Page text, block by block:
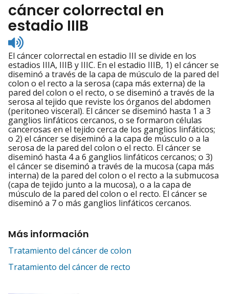
cáncer colorrectal en
estadio IIIB
Listen
to
pronunciation
El cáncer colorrectal en estadio III se divide en los
estadios IIIA, IIIB y IIIC. En el estadio IIIB, 1) el cáncer se
diseminó a través de la capa de músculo de la pared del
colon o el recto a la serosa (capa más externa) de la
pared del colon o el recto, o se diseminó a través de la
serosa al tejido que reviste los órganos del abdomen
(peritoneo visceral). El cáncer se diseminó hasta 1 a 3
ganglios linfáticos cercanos, o se formaron células
cancerosas en el tejido cerca de los ganglios linfáticos;
o 2) el cáncer se diseminó a la capa de músculo o a la
serosa de la pared del colon o el recto. El cáncer se
diseminó hasta 4 a 6 ganglios linfáticos cercanos; o 3)
el cáncer se diseminó a través de la mucosa (capa más
interna) de la pared del colon o el recto a la submucosa
(capa de tejido junto a la mucosa), o a la capa de
músculo de la pared del colon o el recto. El cáncer se
diseminó a 7 o más ganglios linfáticos cercanos.
Más información
Tratamiento del cáncer de colon
Tratamiento del cáncer de recto